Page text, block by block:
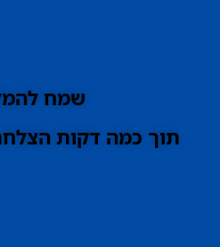
שמח
תוך כמה דקות